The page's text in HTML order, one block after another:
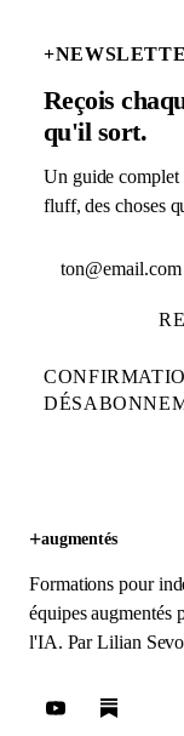
+
Reçois
qu'il sort.
Un guide complet
fluff, des choses
+augmentés
Formations pour
équipes augmentés
l'IA. ParLilian